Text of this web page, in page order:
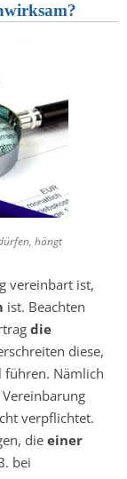
hängt
vereinbart ist,
ist. Beachten
die
diese,
führen. Nämlich
verpflichtet.
die einer
bei